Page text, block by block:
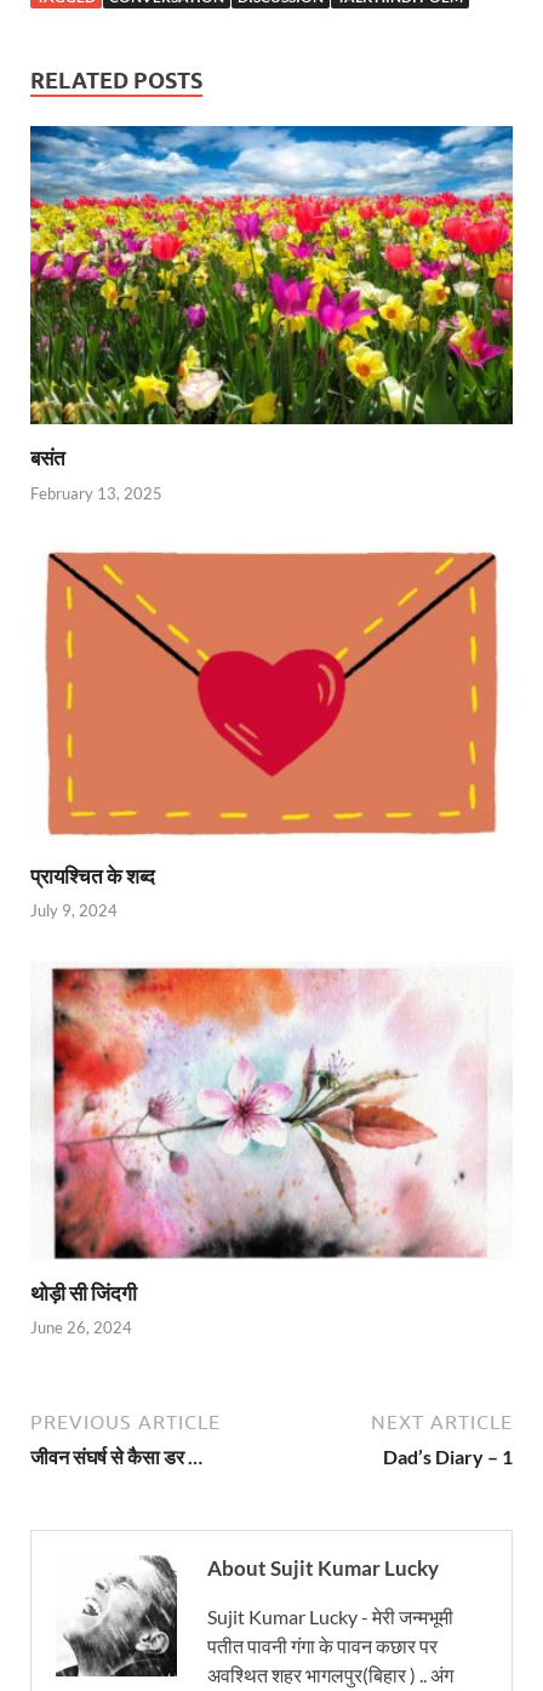
RELATED POSTS
बसंत
February 13, 2025
प्रायश्चित के शब्द
July 9, 2024
थोड़ी सी जिंदगी
June 26, 2024
PREVIOUS ARTICLE
जीवन संघर्ष से कैसा डर …
NEXT ARTICLE
Dad’s Diary – 1
About Sujit Kumar Lucky
Sujit Kumar Lucky - मेरी जन्मभूमी
पतीत पावनी गंगा के पावन कछार पर
अवश्थित शहर भागलपुर(बिहार ) .. अंग